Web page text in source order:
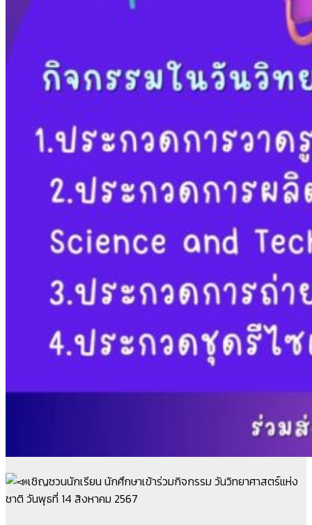
เชิญชวนนักเรียน นักศึกษาเข้าร่วมกิจกรรม วันวิทยาศาสตร์แห่ง
ชาติ วันพุธที่ 14 สิงหาคม 2567